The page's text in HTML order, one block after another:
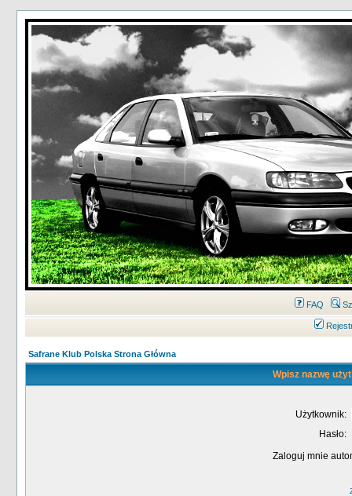
FAQ
Safrane Klub Polska Strona Główna
Wpisz nazwę
Użytkownik:
Hasło:
Zaloguj mnie